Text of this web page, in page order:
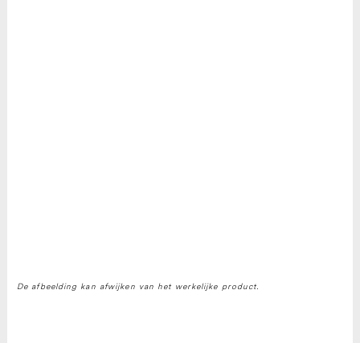
De afbeelding kan afwijken van het werkelijke product.